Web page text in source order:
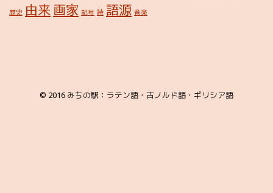
歴史 由来画家 記号 詩 語源 音楽
© 2016 みちの駅：ラテン語・古ノルド語・ギリシア語